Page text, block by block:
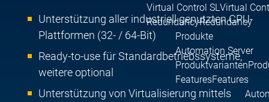
Virtual Control SLVirtual
RedundancyRedundancy
Produkte
Automation Server
Produktvarianten
FeaturesFeatures
Unterstützung aller industriell genutzten CPU-
Plattformen (32- / 64-Bit)
Ready-to-use für Standardbetriebssysteme,
weitere optional
Unterstützung von Virtualisierung mittels